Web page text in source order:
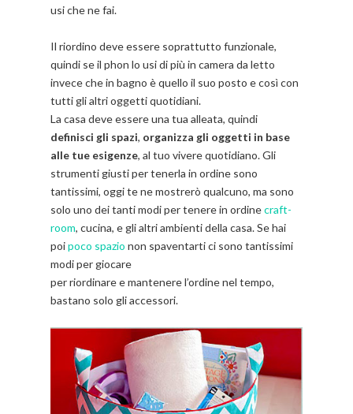
usi che ne fai.
Il riordino deve essere soprattutto funzionale,
quindi se il phon lo usi di più in camera da letto
invece che in bagno è quello il suo posto e così con
tutti gli altri oggetti quotidiani.
La casa deve essere una tua alleata, quindi
definisci gli spazi, organizza gli oggetti in base
alle tue esigenze, al tuo vivere quotidiano. Gli
strumenti giusti per tenerla in ordine sono
tantissimi, oggi te ne mostrerò qualcuno, ma sono
solo uno dei tanti modi per tenere in ordinecraft-
room, cucina, e gli altri ambienti della casa. Se hai
poipoco spazio non spaventarti ci sono tantissimi
modi per giocare
per riordinare e mantenere l’ordine nel tempo,
bastano solo gli accessori.